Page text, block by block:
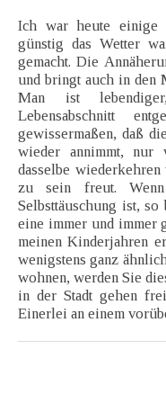
Ich war heute einige
günstig das Wetter
gemacht. Die
und bringt auch in den
Man ist
Lebensabschnitt
gewissermaßen, daß
wieder annimmt, nur
dasselbe
zu sein freut.
Selbsttäuschung ist,
eine immer und immer
meinen Kinderjahren
wenigstens ganz
wohnen, werden Sie
in der Stadt gehen
Einerlei an einem